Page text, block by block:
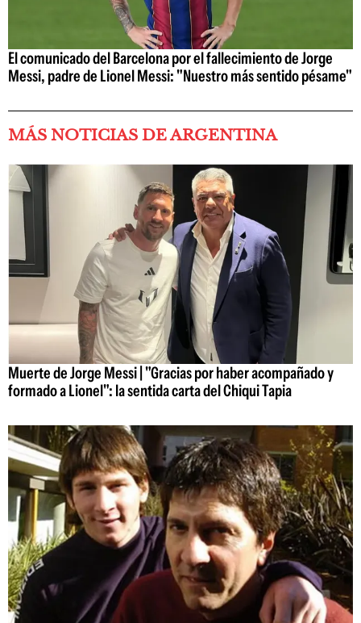
El comunicado del Barcelona por el fallecimiento de Jorge
Messi, padre de Lionel Messi: "Nuestro más sentido pésame"
MÁS NOTICIAS DE ARGENTINA
Muerte de Jorge Messi | "Gracias por haber acompañado y
formado a Lionel": la sentida carta del Chiqui Tapia